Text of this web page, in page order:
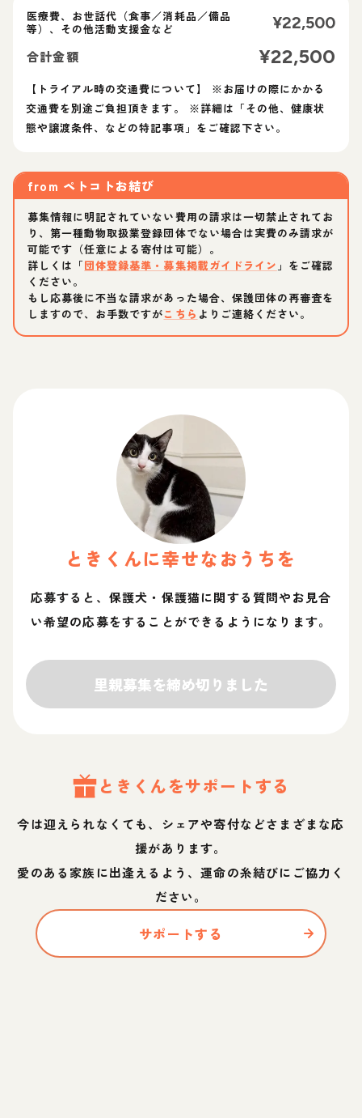
医療費、お世話代（食事／消耗品／備品
等）、その他活動支援金など
¥22,500
合計金額 ¥22,500
【トライアル時の交通費について】 ※お届けの際にかかる
交通費を別途ご負担頂きます。 ※詳細は「その他、健康状
態や譲渡条件、などの特記事項」をご確認下さい。
from ペトコトお結び
募集情報に明記されていない費用の請求は一切禁止されてお
り、第一種動物取扱業登録団体でない場合は実費のみ請求が
可能です（任意による寄付は可能）。
詳しくは「団体登録基準・募集掲載ガイドライン 」をご確認
ください。
もし応募後に不当な請求があった場合、保護団体の再審査を
しますので、お手数ですがこちら よりご連絡ください。
とき くんに幸せなおうちを
応募すると、保護犬・保護猫に関する質問やお見合
い希望の応募をすることができるようになります。
里親募集を締め切りました
とき くんをサポートする
今は迎えられなくても、シェアや寄付などさまざまな応
援があります。
愛のある家族に出逢えるよう、運命の糸結びにご協力く
ださい。
サポートする